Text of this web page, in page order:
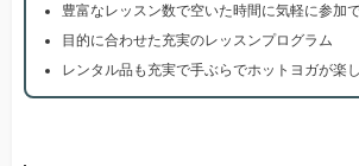
豊富なレッスン数で空いた時間に気軽に参加
目的に合わせた充実のレッスンプログラム
レンタル品も充実で手ぶらでホットヨガが楽